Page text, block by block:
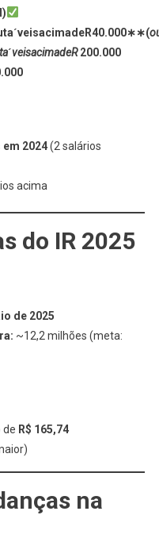
o
aˊveisacimadeR200.000
em 2024(2 salários
acima
do IR 2025
de 2025
~12,2 milhões (meta:
de R$ 165,74
na